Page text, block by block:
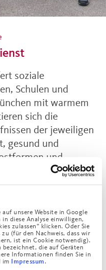
unsere Website in Google
diese Analyse einwilligen,
zulassen“ klicken. Oder Sie
(für den Nachweis, dass wir
ist ein Cookie notwendig).
bezeichnet, die auf Geräten
Informationen finden Sie in
im Impressum.
soziale
Schulen und
mit warmem
sich die
der jeweiligen
gesund und
und
an Wochentagen
10 (außer freitags)
Rainfarnstraße
der James-Loeb-Straße